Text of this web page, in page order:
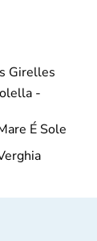
Girelles
-
É Sole